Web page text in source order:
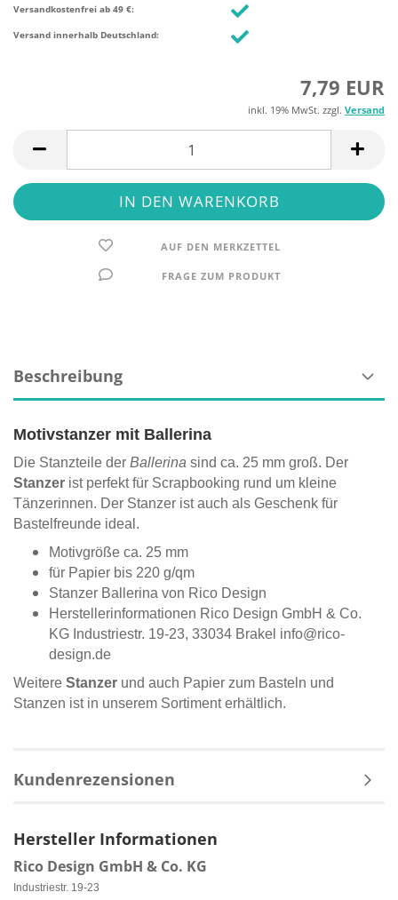
Versandkostenfrei ab 49 €:
Versand innerhalb Deutschland:
7,79 EUR
inkl. 19% MwSt. zzgl. Versand
AUF DEN MERKZETTEL
FRAGE ZUM PRODUKT
Beschreibung
Motivstanzer mit Ballerina
Die Stanzteile der Ballerina sind ca. 25 mm groß. Der
Stanzer ist perfekt für Scrapbooking rund um kleine
Tänzerinnen. Der Stanzer ist auch als Geschenk für
Bastelfreunde ideal.
Motivgröße ca. 25 mm
für Papier bis 220 g/qm
Stanzer Ballerina von Rico Design
Herstellerinformationen Rico Design GmbH & Co.
KG Industriestr. 19-23, 33034 Brakel info@rico-
design.de
Weitere Stanzer und auch Papier zum Basteln und
Stanzen ist in unserem Sortiment erhältlich.
Kundenrezensionen
Hersteller Informationen
Rico Design GmbH & Co. KG
Industriestr. 19-23